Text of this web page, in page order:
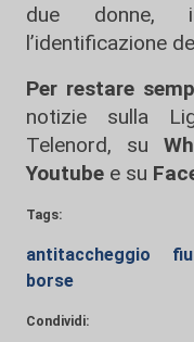
due donne,
l’identificazione
Per restare
notizie sulla
Telenord, su
Youtube e su
Tags:
antitaccheggio
borse
Condividi: